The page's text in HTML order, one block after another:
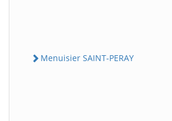
Menuisier SAINT-PERAY